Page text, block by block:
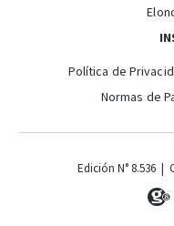
Política de
Normas de
Edición N° 8.536 |